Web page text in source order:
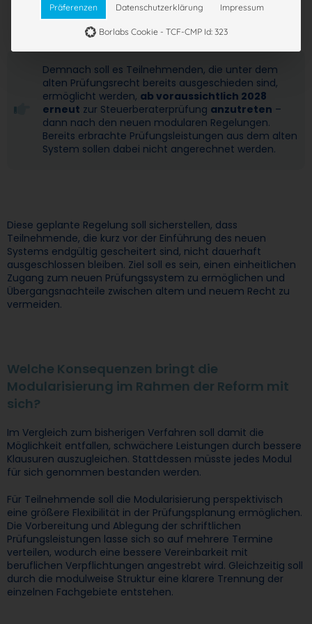
Demnach soll es Teilnehmenden, die unter dem
alten Prüfungsrecht bereits ausgeschieden sind,
ermöglicht werden, ab voraussichtlich 2028
erneut zur Steuerberaterprüfung anzutreten –
dann nach den neuen modularen Regelungen.
Bereits erbrachte Prüfungsleistungen aus dem alten
System sollen dabei nicht angerechnet werden.
Diese geplante Regelung soll sicherstellen, dass
Teilnehmende, die kurz vor der Einführung des neuen
Systems endgültig gescheitert sind, nicht dauerhaft
ausgeschlossen bleiben. Ziel soll es sein, einen einheitlichen
Zugang zum neuen Prüfungssystem zu ermöglichen und
Übergangsnachteile zwischen altem und neuem Recht zu
vermeiden.
Welche Konsequenzen bringt die
Modularisierung im Rahmen der Reform mit
sich?
Im Vergleich zum bisherigen Verfahren soll damit die
Möglichkeit entfallen, schwächere Leistungen durch bessere
Klausuren auszugleichen. Stattdessen müsste jedes Modul
für sich genommen bestanden werden.
Für Teilnehmende soll die Modularisierung perspektivisch
eine größere Flexibilität in der Prüfungsplanung ermöglichen.
Die Vorbereitung und Ablegung der schriftlichen
Prüfungsleistungen lasse sich so auf mehrere Termine
verteilen, wodurch eine bessere Vereinbarkeit mit
beruflichen Verpflichtungen angestrebt wird. Gleichzeitig soll
durch die modulweise Struktur eine klarere Trennung der
einzelnen Fachgebiete entstehen.
Präferenzen Datenschutzerklärung Impressum
Borlabs Cookie - TCF-CMP Id: 323